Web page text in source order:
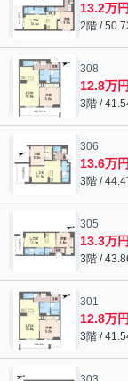
13.2万円
2階 /
308
12.8万円
3階 /
306
13.6万円
3階 /
305
13.3万円
3階 /
301
12.8万円
3階 /